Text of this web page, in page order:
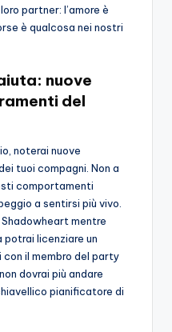
partner: l’amore è
è qualcosa nei nostri
nuove
del
noterai nuove
tuoi compagni. Non a
comportamenti
a sentirsi più vivo.
mentre
potrai licenziare un
il membro del party
dovrai più andare
pianificatore di